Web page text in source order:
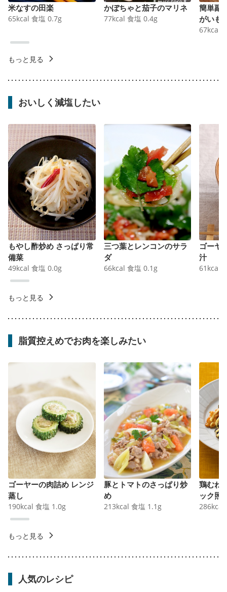
米なすの田楽
65kcal 食塩 0.7g
かぼちゃと茄子のマリネ
77kcal 食塩 0.4g
簡単副
がいも
67kcal
もっと見る
おいしく減塩したい
もやし酢炒め さっぱり常
備菜
49kcal 食塩 0.0g
三つ葉とレンコンのサラ
ダ
66kcal 食塩 0.1 g
ゴーヤ
汁
61 kcal
もっと見る
脂質控えめでお肉を楽しみたい
ゴーヤーの肉詰め レンジ
蒸し
190kcal 食塩 1.0g
豚とトマトのさっぱり炒
め
213kcal 食塩 1.1 g
鶏むね
ック照
286kcal
もっと見る
人気のレシピ